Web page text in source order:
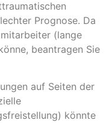
Prognose. Da
(lange
beantragen Sie
auf Seiten der
könnte